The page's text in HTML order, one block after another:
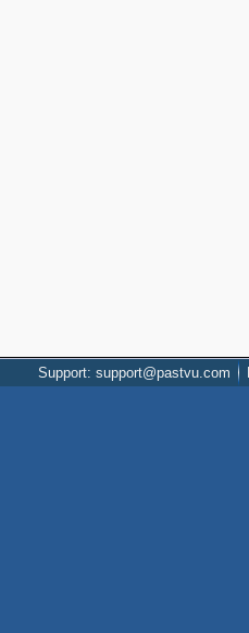
Support: support@pastvu.com